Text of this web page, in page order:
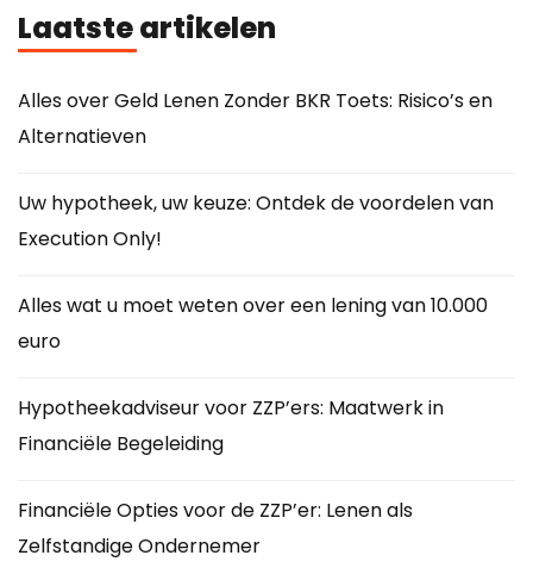
Laatste artikelen
Alles over Geld Lenen Zonder BKR Toets: Risico’s en
Alternatieven
Uw hypotheek, uw keuze: Ontdek de voordelen van
Execution Only!
Alles wat u moet weten over een lening van 10.000
euro
Hypotheekadviseur voor ZZP’ers: Maatwerk in
Financiële Begeleiding
Financiële Opties voor de ZZP’er: Lenen als
Zelfstandige Ondernemer